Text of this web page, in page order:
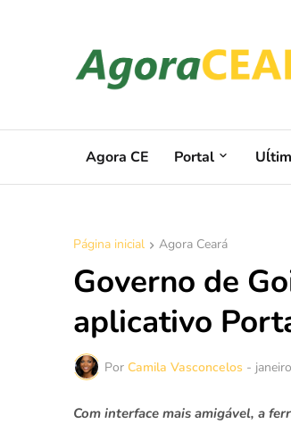
Agora CE Portal
Página inicial Agora Ceará
Governo de
aplicativo
Por Camila Vasconcelos -
Com interface mais amigável, a